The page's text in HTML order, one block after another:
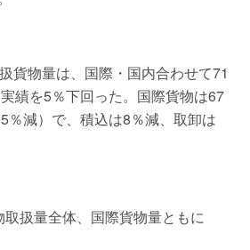
貨物量は、国際・国内合わせて71
績を5％下回った。国際貨物は67
％減）で、積込は8％減、取卸は
扱量全体、国際貨物量ともに